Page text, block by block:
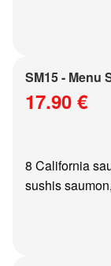
SM15 - Menu
17.90 €
8 California
sushis